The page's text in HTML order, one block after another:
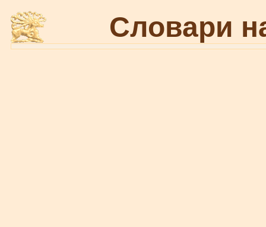
Словари